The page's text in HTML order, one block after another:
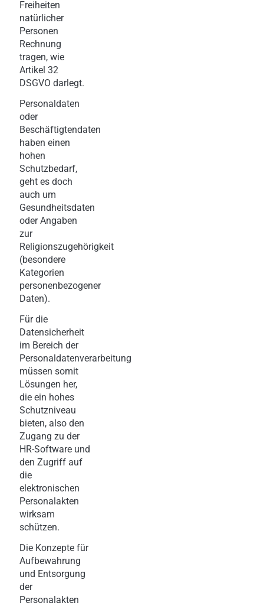
Freiheiten
natürlicher
Personen
Rechnung
tragen, wie
Artikel 32
DSGVO darlegt.
Personaldaten
oder
Beschäftigtendaten
haben einen
hohen
Schutzbedarf,
geht es doch
auch um
Gesundheitsdaten
oder Angaben
zur
Religionszugehörigkeit
(besondere
Kategorien
personenbezogener
Daten).
Für die
Datensicherheit
im Bereich der
Personaldatenverarbeitung
müssen somit
Lösungen her,
die ein hohes
Schutzniveau
bieten, also den
Zugang zu der
HR-Software und
den Zugriff auf
die
elektronischen
Personalakten
wirksam
schützen.
Die Konzepte für
Aufbewahrung
und Entsorgung
der
Personalakten